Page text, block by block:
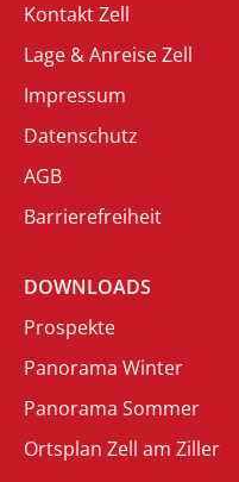
Kontakt Zell
Lage & Anreise Zell
Impressum
Datenschutz
AGB
Barrierefreiheit
DOWNLOADS
Prospekte
Panorama Winter
Panorama Sommer
Ortsplan Zell am Ziller